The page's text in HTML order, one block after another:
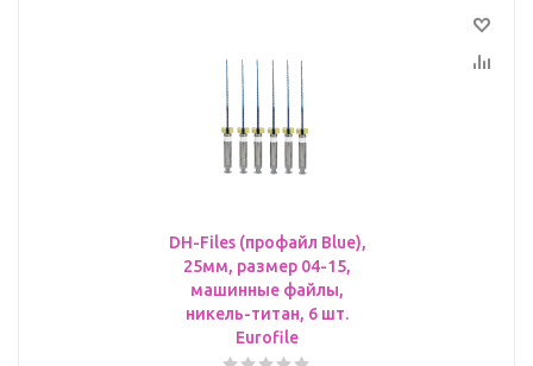
DH-Files (профайл Blue),
25мм, размер 04-15,
машинные файлы,
никель-титан, 6 шт.
Eurofile